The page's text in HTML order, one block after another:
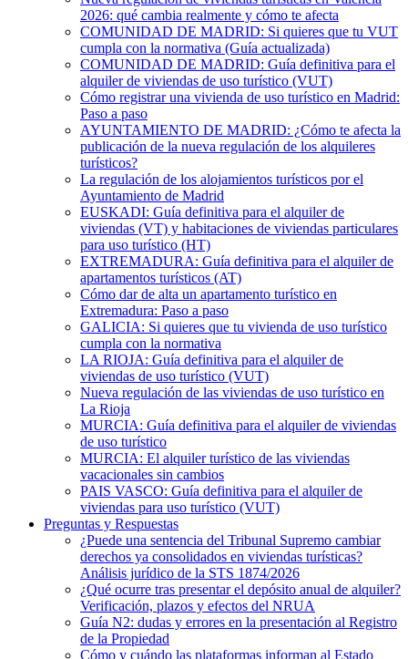
2026: qué cambia realmente y cómo te afecta
COMUNIDAD DE MADRID: Si quieres que tu VUT
cumpla con la normativa (Guía actualizada)
COMUNIDAD DE MADRID: Guía definitiva para el
alquiler de viviendas de uso turístico (VUT)
Cómo registrar una vivienda de uso turístico en Madrid:
Paso a paso
AYUNTAMIENTO DE MADRID: ¿Cómo te afecta la
publicación de la nueva regulación de los alquileres
turísticos?
La regulación de los alojamientos turísticos por el
Ayuntamiento de Madrid
EUSKADI: Guía definitiva para el alquiler de
viviendas (VT) y habitaciones de viviendas particulares
para uso turístico (HT)
EXTREMADURA: Guía definitiva para el alquiler de
apartamentos turísticos (AT)
Cómo dar de alta un apartamento turístico en
Extremadura: Paso a paso
GALICIA: Si quieres que tu vivienda de uso turístico
cumpla con la normativa
LA RIOJA: Guía definitiva para el alquiler de
viviendas de uso turístico (VUT)
Nueva regulación de las viviendas de uso turístico en
La Rioja
MURCIA: Guía definitiva para el alquiler de viviendas
de uso turístico
MURCIA: El alquiler turístico de las viviendas
vacacionales sin cambios
PAIS VASCO: Guía definitiva para el alquiler de
viviendas para uso turístico (VUT)
Preguntas y Respuestas
¿Puede una sentencia del Tribunal Supremo cambiar
derechos ya consolidados en viviendas turísticas?
Análisis jurídico de la STS 1874/2026
¿Qué ocurre tras presentar el depósito anual de alquiler?
Verificación, plazos y efectos del NRUA
Guía N2: dudas y errores en la presentación al Registro
de la Propiedad
Cómo y cuándo las plataformas informan al Estado